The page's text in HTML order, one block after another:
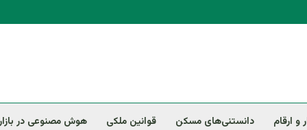
و ارقام دانستنی‌های مسکن قوانین ملکی هوش مصنوعی در